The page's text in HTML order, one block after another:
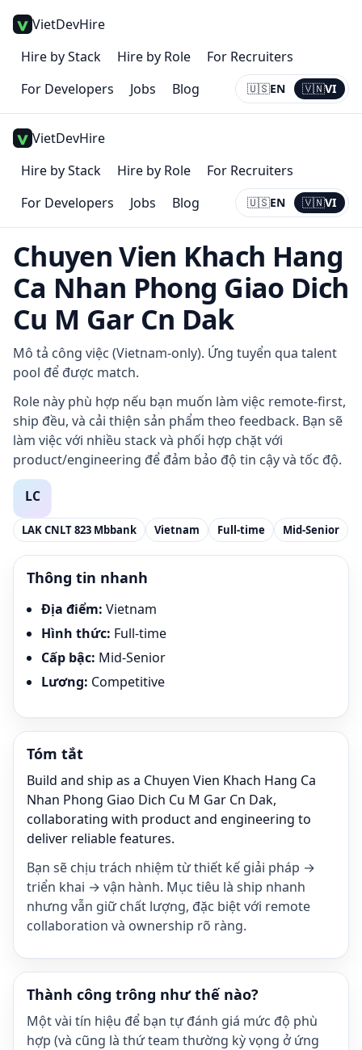
VietDevHire
Hire by Stack
Hire by Role
For Recruiters
For Developers
Jobs Blog 🇺🇸EN 🇻🇳VI
Current:
VI
VietDevHire
Hire by Stack
Hire by Role
For Recruiters
For Developers
Jobs Blog 🇺🇸EN 🇻🇳VI
Current:
VI
Chuyen Vien Khach Hang
Ca Nhan Phong Giao Dich
Cu M Gar Cn Dak
Mô tả công việc (Vietnam-only). Ứng tuyển qua talent
pool để được match.
Role này phù hợp nếu bạn muốn làm việc remote-first,
ship đều, và cải thiện sản phẩm theo feedback. Bạn sẽ
làm việc với nhiều stack và phối hợp chặt với
product/engineering để đảm bảo độ tin cậy và tốc độ.
LAK CNLT 823 Mbbank Vietnam Full-time Mid-Senior
Thông tin nhanh
Địa điểm: Vietnam
Hình thức: Full-time
Cấp bậc: Mid-Senior
Lương: Competitive
Tóm tắt
Build and ship as a Chuyen Vien Khach Hang Ca
Nhan Phong Giao Dich Cu M Gar Cn Dak,
collaborating with product and engineering to
deliver reliable features.
Bạn sẽ chịu trách nhiệm từ thiết kế giải pháp →
triển khai → vận hành. Mục tiêu là ship nhanh
nhưng vẫn giữ chất lượng, đặc biệt với remote
collaboration và ownership rõ ràng.
Thành công trông như thế nào?
Một vài tín hiệu để bạn tự đánh giá mức độ phù
hợp (và cũng là thứ team thường kỳ vọng ở ứng